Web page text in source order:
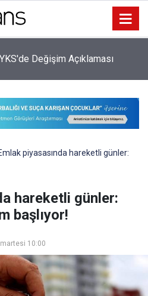
Değişim Açıklaması
piyasasında hareketli günler:
hareketli günler:
başlıyor!
10:00